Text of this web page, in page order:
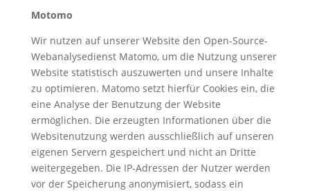
Motomo
Wir nutzen auf unserer Website den Open-Source-
Webanalysedienst Matomo, um die Nutzung unserer
Website statistisch auszuwerten und unsere Inhalte
zu optimieren. Matomo setzt hierfür Cookies ein, die
eine Analyse der Benutzung der Website
ermöglichen. Die erzeugten Informationen über die
Websitenutzung werden ausschließlich auf unseren
eigenen Servern gespeichert und nicht an Dritte
weitergegeben. Die IP-Adressen der Nutzer werden
vor der Speicherung anonymisiert, sodass ein